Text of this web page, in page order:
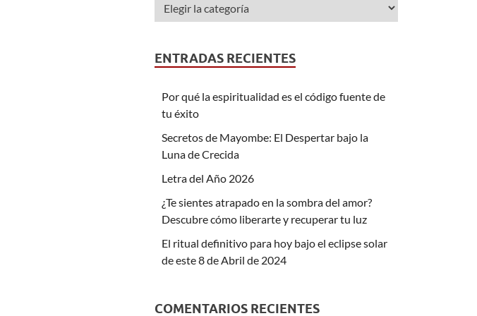
ENTRADAS RECIENTES
Por qué la espiritualidad es el código fuente de
tu éxito
Secretos de Mayombe: El Despertar bajo la
Luna de Crecida
Letra del Año 2026
¿Te sientes atrapado en la sombra del amor?
Descubre cómo liberarte y recuperar tu luz
El ritual definitivo para hoy bajo el eclipse solar
de este 8 de Abril de 2024
COMENTARIOS RECIENTES